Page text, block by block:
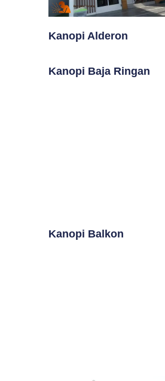
Kanopi Alderon
Kanopi Baja Ringan
Kanopi Balkon